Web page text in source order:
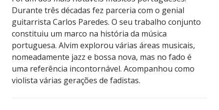
Durante três décadas fez parceria com o genial
guitarrista Carlos Paredes. O seu trabalho conjunto
constituiu um marco na história da música
portuguesa. Alvim explorou várias áreas musicais,
nomeadamente jazz e bossa nova, mas no fado é
uma referência incontornável. Acompanhou como
violista várias gerações de fadistas.